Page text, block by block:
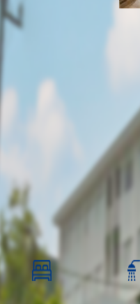
-
บางบัวทอง
บัวทอง อ.บางบัวทอง จ.นนท
ราคาขาย
990,000.00 ฿